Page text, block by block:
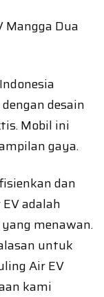
desain
Mobil ini
gaya.
dan
adalah
menawan.
untuk
Air EV
kami